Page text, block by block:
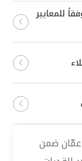
للمعايير
ضمن